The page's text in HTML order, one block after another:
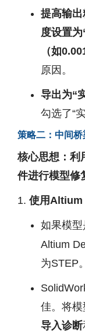
提高输出
度设置
（如
原因。
导出为“
勾选了“
策略二：中间桥
核心思想：利
件进行模型修
使用
如果模
Altium
为STEP。
佳。将
导入诊断